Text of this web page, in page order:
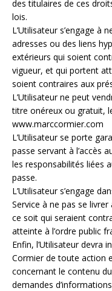
des titulaires de ces
lois.
L’Utilisateur s’engage à
adresses ou des liens
extérieurs qui soient
vigueur, et qui portent
soient contraires aux
L’Utilisateur ne peut
titre onéreux ou gratuit,
www.marccormier.com
L’Utilisateur se porte
passe servant à l’accès
les responsabilités liées
passe.
L’Utilisateur s’engage
Service à ne pas se
ce soit qui seraient
atteinte à l’ordre public
Enfin, l’Utilisateur devra
Cormier de toute action
concernant le contenu
demandes